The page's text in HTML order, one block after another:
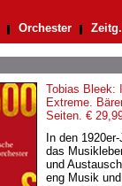
Orchester
Tobias Bleek:
Extreme.
Seiten. €
In den
das
und
eng Musik